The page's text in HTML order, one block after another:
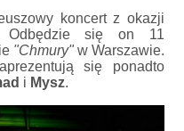
koncert z okazji
Odbędzie się on 11
"Chmury"w Warszawie.
się ponadto
i Mysz.